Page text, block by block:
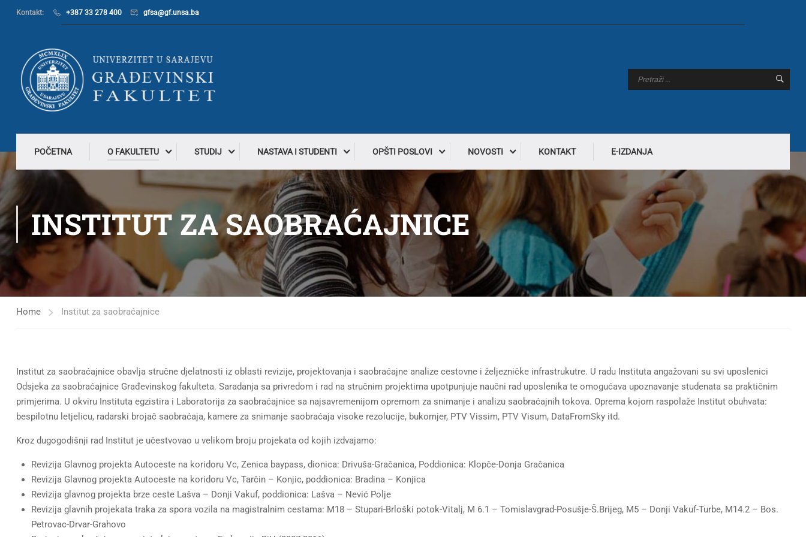
Kontakt: +387 33 278 400 gfsa@gf.unsa.ba
POČETNA O FAKULTETU STUDIJ NASTAVA I STUDENTI OPŠTI POSLOVI NOVOSTI KONTAKT E-IZDANJA
INSTITUT ZA SAOBRAĆAJNICE
Home Institut za saobraćajnice
Institut za saobraćajnice obavlja stručne djelatnosti iz oblasti revizije, projektovanja i saobraćajne analize cestovne i željezničke infrastrukutre. U radu Instituta angažovani su svi uposlenici
Odsjeka za saobraćajnice Građevinskog fakulteta. Saradanja sa privredom i rad na stručnim projektima upotpunjuje naučni rad uposlenika te omogućava upoznavanje studenata sa praktičnim
primjerima. U okviru Instituta egzistira i Laboratorija za saobraćajnice sa najsavremenijom opremom za snimanje i analizu saobraćajnih tokova. Oprema kojom raspolaže Institut obuhvata:
bespilotnu letjelicu, radarski brojač saobraćaja, kamere za snimanje saobraćaja visoke rezolucije, bukomjer, PTV Vissim, PTV Visum, DataFromSky itd.
Kroz dugogodišnji rad Institut je učestvovao u velikom broju projekata od kojih izdvajamo:
Revizija Glavnog projekta Autoceste na koridoru Vc, Zenica baypass, dionica: Drivuša-Gračanica, Poddionica: Klopče-Donja Gračanica
Revizija Glavnog projekta Autoceste na koridoru Vc, Tarčin – Konjic, poddionica: Bradina – Konjica
Revizija glavnog projekta brze ceste Lašva – Donji Vakuf, poddionica: Lašva – Nević Polje
Revizija glavnih projekata traka za spora vozila na magistralnim cestama: M18 – Stupari-Brloški potok-Vitalj, M 6.1 – Tomislavgrad-Posušje-Š.Brijeg, M5 – Donji Vakuf-Turbe, M14.2 – Bos.
Petrovac-Drvar-Grahovo